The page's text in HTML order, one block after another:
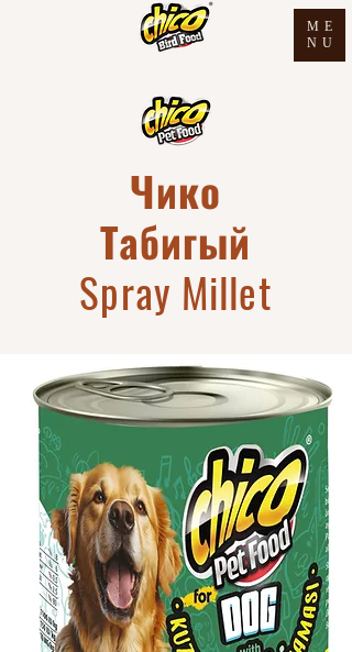
ME
NU
Чико
Табигый
Spray Millet